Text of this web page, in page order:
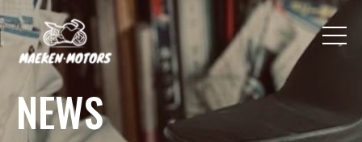
NEWS